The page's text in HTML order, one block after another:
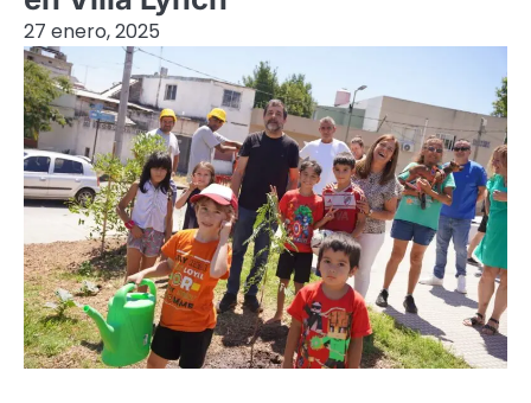
27 enero, 2025